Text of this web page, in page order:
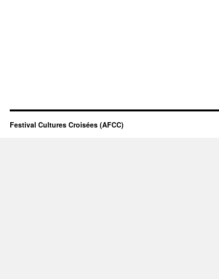
Festival Cultures Croisées (AFCC)